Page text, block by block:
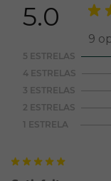
5.0
9
5 ESTRELAS
4 ESTRELAS
3 ESTRELAS
2 ESTRELAS
1 ESTRELA